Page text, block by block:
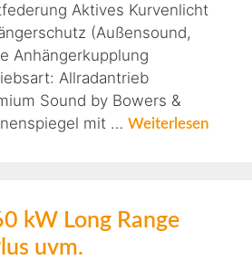
Aktives Kurvenlicht
(Außensound,
Anhängerkupplung
Allradantrieb
Sound by Bowers &
mit … Weiterlesen
kW Long Range
uvm.